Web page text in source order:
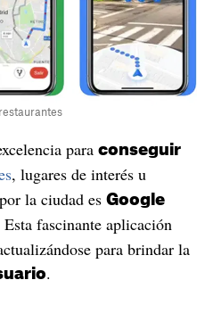
para conseguir
, lugares de interés u
la ciudad es Google
fascinante aplicación
para brindar la
.